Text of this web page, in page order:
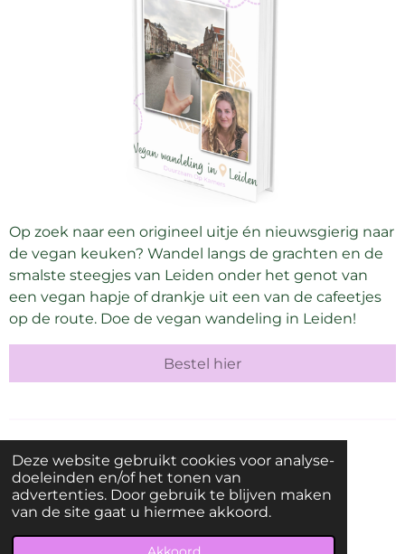
Deze website gebruikt cookies voor analyse-
doeleinden en/of het tonen van
advertenties. Door gebruik te blijven maken
van de site gaat u hiermee akkoord.
Op zoek naar een origineel uitje én nieuwsgierig naar
de vegan keuken? Wandel langs de grachten en de
smalste steegjes van Leiden onder het genot van
een vegan hapje of drankje uit een van de cafeetjes
op de route. Doe de vegan wandeling in Leiden!
Bestel hier
I
n
s
t
a
F
a
c
e
b
KvK-nummer:85435287
Adres (geen postadres): Oranjelaan 28, 2231ZG Rijnsburg
© 2021 - 2026 Groen met Juul